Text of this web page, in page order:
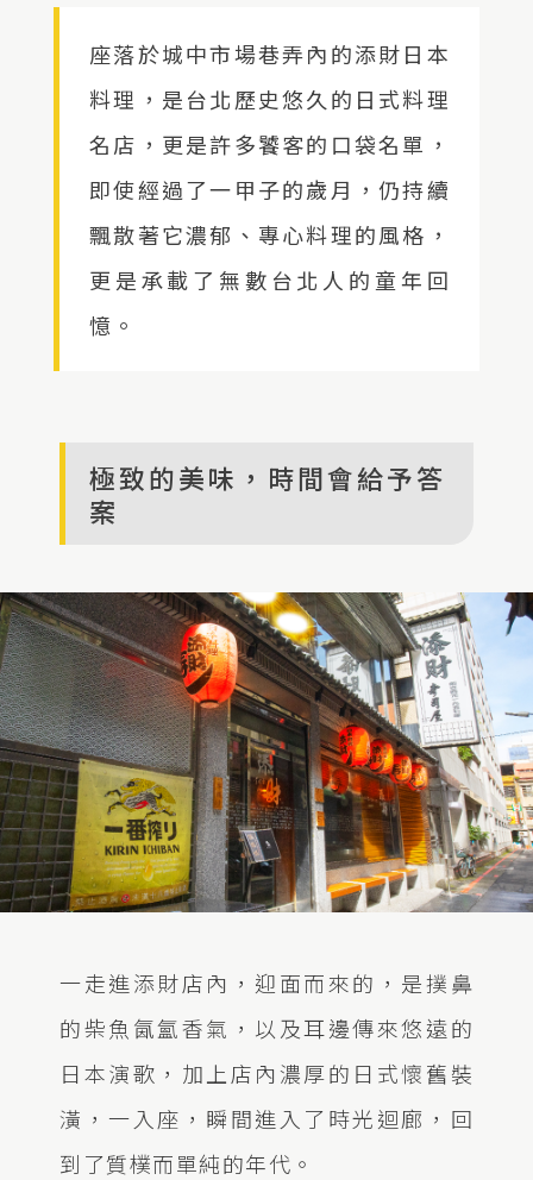
座落於城中市場巷弄內的添財日本
料理，是台北歷史悠久的日式料理
名店，更是許多饕客的口袋名單，
即使經過了一甲子的歲月，仍持續
飄散著它濃郁、專心料理的風格，
更是承載了無數台北人的童年回
憶。
極致的美味，時間會給予答
案
一走進添財店內，迎面而來的，是撲鼻
的柴魚氤氳香氣，以及耳邊傳來悠遠的
日本演歌，加上店內濃厚的日式懷舊裝
潢，一入座，瞬間進入了時光迴廊，回
到了質樸而單純的年代。